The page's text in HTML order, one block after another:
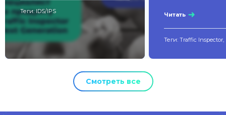
Теги: IDS/IPS Читать
Теги: Traffic
Смотреть все